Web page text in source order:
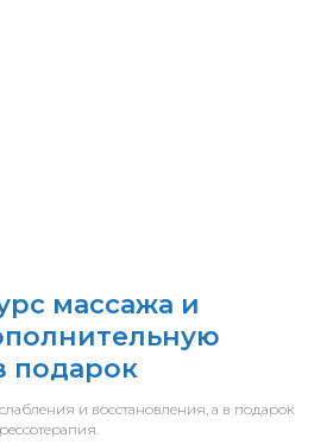
массажа и
подарок
и восстановления, а в подарок